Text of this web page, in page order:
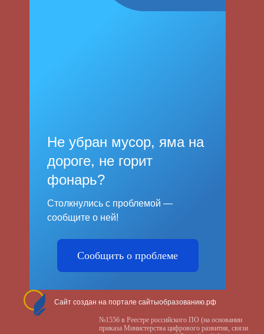
Не убран мусор, яма на
дороге, не горит
фонарь?
Столкнулись с проблемой —
сообщите о ней!
Сообщить о проблеме
Сайт создан на портале сайтыобразованию.рф
№1556 в Реестре российского ПО (на основании
приказа Министерства цифрового развития, связи